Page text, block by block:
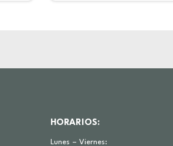
HORARIOS:
Lunes – Viernes: